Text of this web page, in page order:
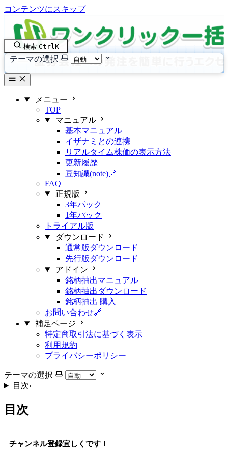
コンテンツにスキップ
検索 CtrlK
テーマの選択
メニュー
TOP
マニュアル
基本マニュアル
イザナミとの連携
リアルタイム株価の表示方法
更新履歴
豆知識(note)🔗
FAQ
正規版
3年パック
1年パック
トライアル版
ダウンロード
通常版ダウンロード
先行版ダウンロード
アドイン
銘柄抽出マニュアル
銘柄抽出ダウンロード
銘柄抽出 購入
お問い合わせ🔗
補足ページ
特定商取引法に基づく表示
利用規約
プライバシーポリシー
テーマの選択
目次›
目次
チャンネル登録宜しくです！